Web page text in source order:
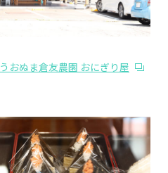
うおぬま倉友農園 おにぎり屋